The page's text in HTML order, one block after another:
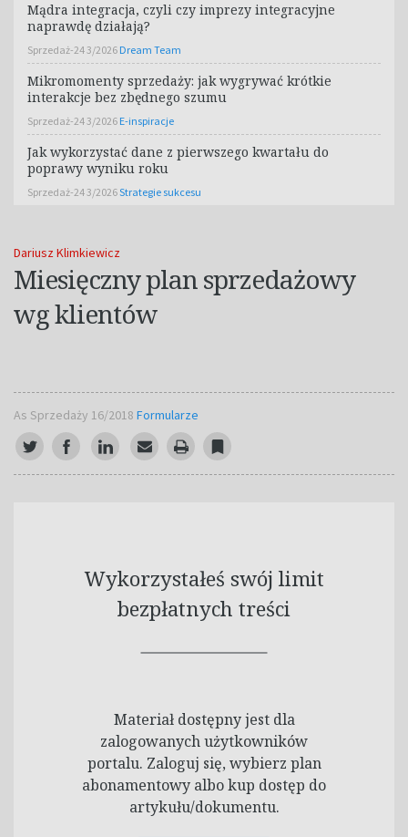
Dariusz Klimkiewicz
Miesięczny plan sprzedażowy
wg klientów
As Sprzedaży 16/2018 Formularze
Wykorzystałeś swój limit
bezpłatnych treści
Materiał dostępny jest dla
zalogowanych użytkowników
portalu. Zaloguj się, wybierz plan
abonamentowy albo kup dostęp do
artykułu/dokumentu.
Mądra integracja, czyli czy imprezy integracyjne
naprawdę działają?
Sprzedaż-24 3/2026 Dream Team
Mikromomenty sprzedaży: jak wygrywać krótkie
interakcje bez zbędnego szumu
Sprzedaż-24 3/2026 E-inspiracje
Jak wykorzystać dane z pierwszego kwartału do
poprawy wyniku roku
Sprzedaż-24 3/2026Strategie sukcesu